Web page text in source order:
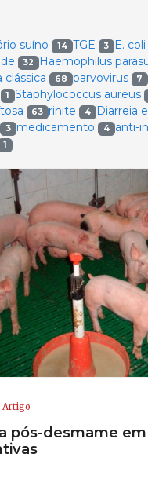
suíno 14 TGE 3 E.
32 Haemophilus
clássica 68 parvovirus 7
1 Staphylococcus aureus
63 rinite 4 Diarreia
3 medicamento 4 anti-
1
Artigo
pós-desmame